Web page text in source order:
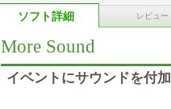
ソフト詳細 レビュー
More Sound
イベントにサウンドを付加